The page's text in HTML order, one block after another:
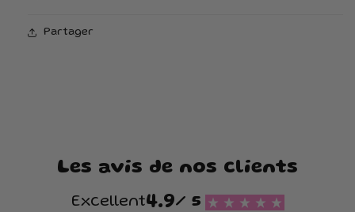
Partager
Les avis de nos clients
Excellent4.9/ 5